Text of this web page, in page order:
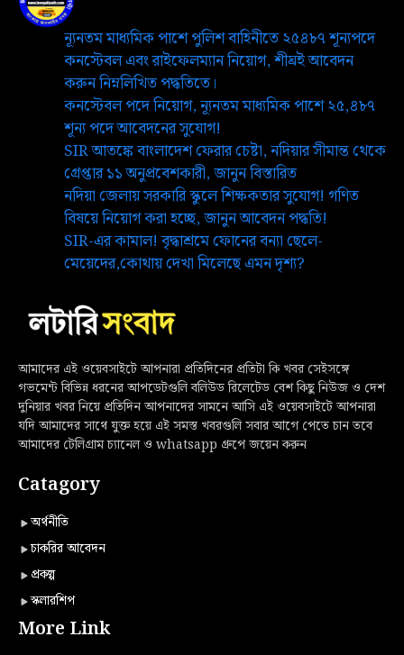
ন্যূনতম মাধ্যমিক পাশে পুলিশ বাহিনীতে ২৫৪৮৭ শূন্যপদে
কনস্টেবল এবং রাইফেলম্যান নিয়োগ, শীঘ্রই আবেদন
করুন নিম্নলিখিত পদ্ধতিতে।
কনস্টেবল পদে নিয়োগ, ন্যূনতম মাধ্যমিক পাশে ২৫,৪৮৭
শূন্য পদে আবেদনের সুযোগ!
SIR আতঙ্কে বাংলাদেশ ফেরার চেষ্টা, নদিয়ার সীমান্ত থেকে
গ্রেপ্তার ১১ অনুপ্রবেশকারী, জানুন বিস্তারিত
নদিয়া জেলায় সরকারি স্কুলে শিক্ষকতার সুযোগ! গণিত
বিষয়ে নিয়োগ করা হচ্ছে, জানুন আবেদন পদ্ধতি!
SIR-এর কামাল! বৃদ্ধাশ্রমে ফোনের বন্যা ছেলে-
মেয়েদের,কোথায় দেখা মিলেছে এমন দৃশ্য?
আমাদের এই ওয়েবসাইটে আপনারা প্রতিদিনের প্রতিটা কি খবর সেইসঙ্গে
গভমেন্ট বিভিন্ন ধরনের আপডেটগুলি বলিউড রিলেটেড বেশ কিছু নিউজ ও দেশ
দুনিয়ার খবর নিয়ে প্রতিদিন আপনাদের সামনে আসি এই ওয়েবসাইটে আপনারা
যদি আমাদের সাথে যুক্ত হয়ে এই সমস্ত খবরগুলি সবার আগে পেতে চান তবে
আমাদের টেলিগ্রাম চ্যানেল ও whatsapp গ্রুপে জয়েন করুন
Catagory
অর্থনীতি
চাকরির আবেদন
প্রকল্প
স্কলারশিপ
More Link